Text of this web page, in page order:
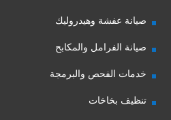
صيانة عفشة وهيدروليك
صيانة الفرامل والمكابح
خدمات الفحص والبرمجة
تنظيف بخاخات